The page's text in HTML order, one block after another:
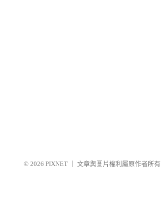
© 2026 PIXNET 文章與圖片權利屬原作者所有